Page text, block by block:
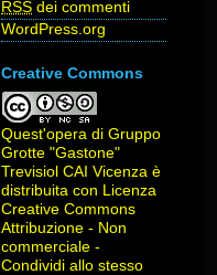
RSS dei commenti
WordPress.org
Creative Commons
Quest'opera di Gruppo
Grotte "Gastone"
Trevisiol CAI Vicenza è
distribuita con Licenza
Creative Commons
Attribuzione - Non
commerciale -
Condividi allo stesso